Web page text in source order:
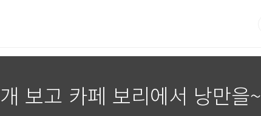
보고 카페 보리에서 낭만을~